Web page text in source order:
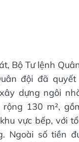
Bộ Tư lệnh
đội đã
dựng ngôi
130 m²,
vực bếp, với
Ngoài số tiền